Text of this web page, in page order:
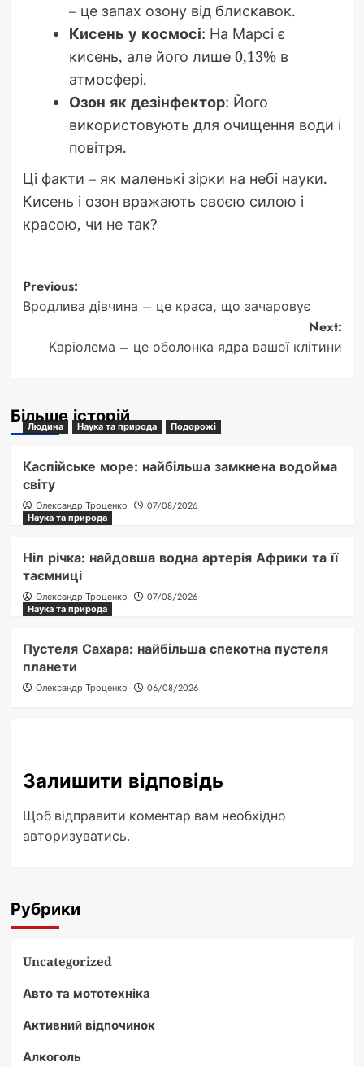
– це запах озону від блискавок.
Кисень у космосі: На Марсі є
кисень, але його лише 0,13% в
атмосфері.
Озон як дезінфектор: Його
використовують для очищення води і
повітря.
Ці факти – як маленькі зірки на небі науки.
Кисень і озон вражають своєю силою і
красою, чи не так?
Post
navigation
Previous:
Вродлива дівчина – це краса, що зачаровує
Next:
Каріолема – це оболонка ядра вашої клітини
Більше історій
Людина Наука та природа Подорожі
Каспійське море: найбільша замкнена водойма
світу
Олександр Троценко
07/08/2026
Наука та природа
Ніл річка: найдовша водна артерія Африки та її
таємниці
Олександр Троценко
07/08/2026
Наука та природа
Пустеля Сахара: найбільша спекотна пустеля
планети
Олександр Троценко 06/08/2026
Залишити відповідь
Щоб відправити коментар вам необхідно
авторизуватись.
Рубрики
Uncategorized
Авто та мототехніка
Активний відпочинок
Алкоголь